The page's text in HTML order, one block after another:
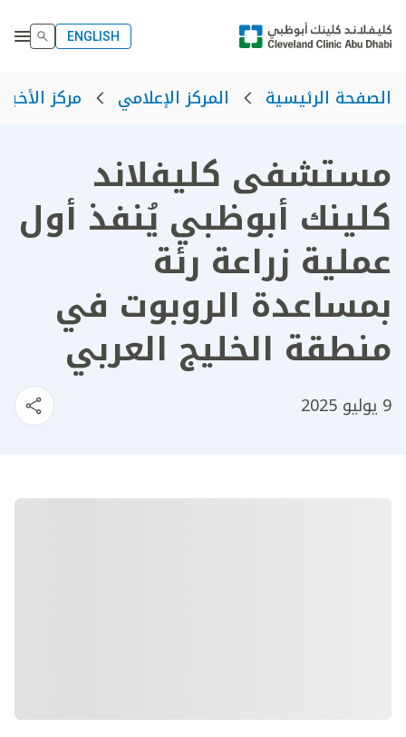
ENGLISH
الصفحة الرئيسية المركز الإعلامي مركز الأخبار
مستشفى كليفلاند
كلينك أبوظبي يُنفذ أول
عملية زراعة رئة
بمساعدة الروبوت في
منطقة الخليج العربي
9 يوليو 2025